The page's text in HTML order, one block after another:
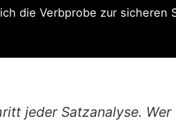
die Verbprobe zur sicheren
jeder Satzanalyse. Wer